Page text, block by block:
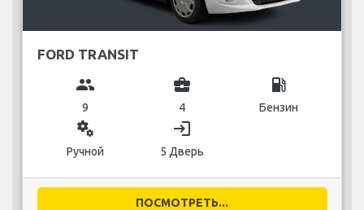
FORD TRANSIT
group
9
business_center
4
local_gas_station
Бензин
miscellaneous_services
Ручной
login
5 Дверь
ПОСМОТРЕТЬ...